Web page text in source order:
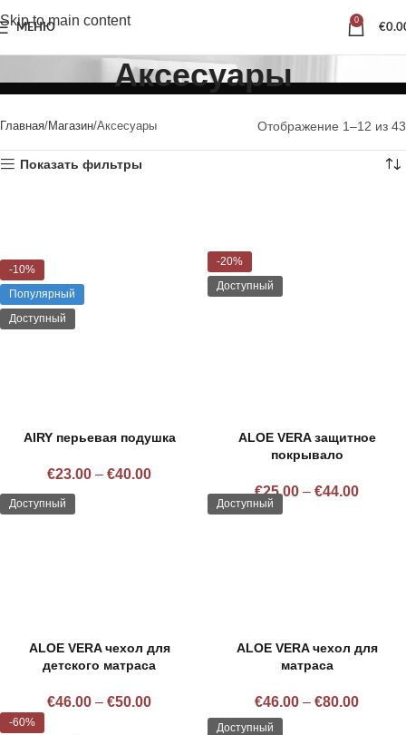
Skip to main content
МЕНЮ
0
€
Аксесуары
Главная Магазин Аксесуары Отображение 1–12 из 43
Показать фильтры
-10%
Популярный
Доступный
AIRY перьевая подушка
€23.00 – €40.00
-20%
Доступный
ALOE VERA защитное
покрывало
€25.00 – €44.00
Доступный
ALOE VERA чехол для
детского матраса
€46.00 – €50.00
Доступный
ALOE VERA чехол для
матраса
€46.00 – €80.00
-60%
Доступный